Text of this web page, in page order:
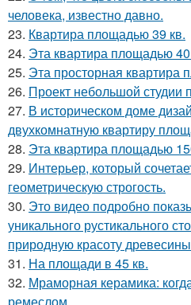
человека, известно давно.
23. Квартира площадью 39 кв.
24. Эта квартира площадью 40
25. Эта просторная квартира
26. Проект небольшой студии
27. В историческом доме
двухкомнатную квартиру
28. Эта квартира площадью
29. Интерьер, который
геометрическую строгость.
30. Это видео подробно
уникального рустикального
природную красоту
31. На площади в 45 кв.
32. Мраморная керамика:
ремеслом.